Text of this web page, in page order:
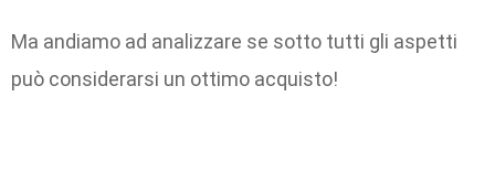
Ma andiamo ad analizzare se sotto tutti gli aspetti
può considerarsi un ottimo acquisto!